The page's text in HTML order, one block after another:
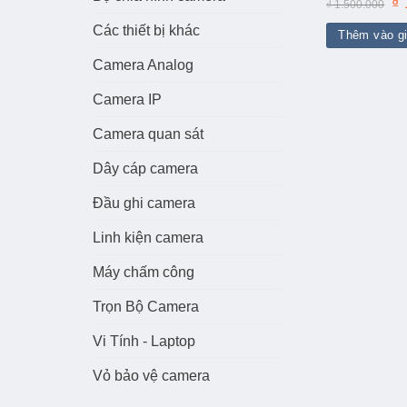
Các thiết bị khác
Camera Analog
Camera IP
Camera quan sát
Dây cáp camera
Đầu ghi camera
Linh kiện camera
Máy chấm công
Trọn Bộ Camera
Vi Tính - Laptop
Vỏ bảo vệ camera
₫1.500.000
là:
₫
Thêm vào